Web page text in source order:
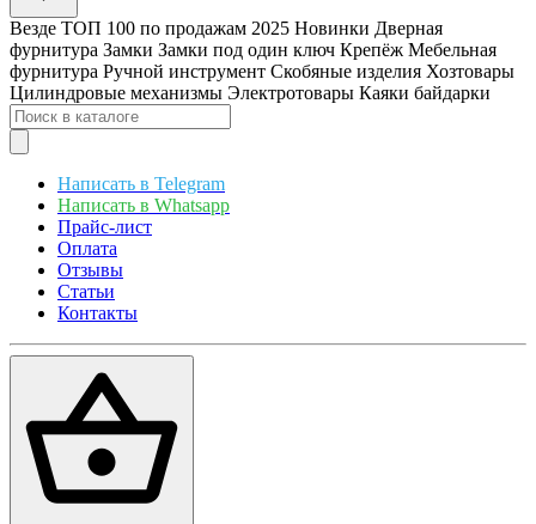
Везде ТОП 100 по продажам 2025 Новинки Дверная
фурнитура Замки Замки под один ключ Крепёж Мебельная
фурнитура Ручной инструмент Скобяные изделия Хозтовары
Цилиндровые механизмы Электротовары Каяки байдарки
Написать в Telegram
Написать в Whatsapp
Прайс-лист
Оплата
Отзывы
Статьи
Контакты